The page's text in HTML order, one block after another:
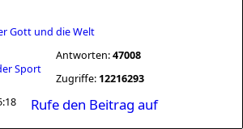
Gott und die Welt
Sport
Antworten:47008
Zugriffe: 12216293
Rufe den Beitrag auf